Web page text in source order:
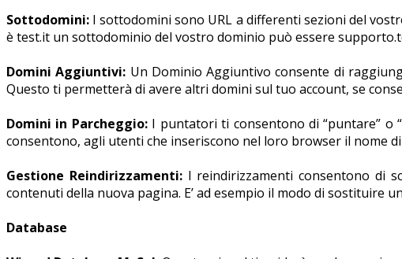
Sottodomini: I sottodomini sono URL a differenti sezioni del
è test.it un sottodominio del vostro dominio può essere
Domini Aggiuntivi: Un Dominio Aggiuntivo consente di
Questo ti permetterà di avere altri domini sul tuo account, se
Domini in Parcheggio:I puntatori ti consentono di “puntare” o
consentono, agli utenti che inseriscono nel loro browser il nome
Gestione Reindirizzamenti:I reindirizzamenti consentono di
contenuti della nuova pagina. E’ ad esempio il modo di sostituire
Database